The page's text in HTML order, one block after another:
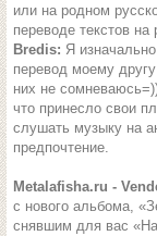
или на родном
переводе текстов на
Bredis: Я
перевод моему
них не
что принесло свои
слушать музыку на
предпочтение.
Metalafisha.ru -
с нового альбома,
снявшим для вас